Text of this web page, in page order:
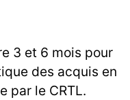
3 et 6 mois pour
des acquis en
par le CRTL.